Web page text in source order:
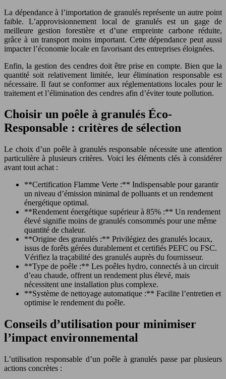
La dépendance à l’importation de granulés représente un autre point
faible. L’approvisionnement local de granulés est un gage de
meilleure gestion forestière et d’une empreinte carbone réduite,
grâce à un transport moins important. Cette dépendance peut aussi
impacter l’économie locale en favorisant des entreprises éloignées.
Enfin, la gestion des cendres doit être prise en compte. Bien que la
quantité soit relativement limitée, leur élimination responsable est
nécessaire. Il faut se conformer aux réglementations locales pour le
traitement et l’élimination des cendres afin d’éviter toute pollution.
Choisir un poêle à granulés Éco-
Responsable : critères de sélection
Le choix d’un poêle à granulés responsable nécessite une attention
particulière à plusieurs critères. Voici les éléments clés à considérer
avant tout achat :
**Certification Flamme Verte :** Indispensable pour garantir
un niveau d’émission minimal de polluants et un rendement
énergétique optimal.
**Rendement énergétique supérieur à 85% :** Un rendement
élevé signifie moins de granulés consommés pour une même
quantité de chaleur.
**Origine des granulés :** Privilégiez des granulés locaux,
issus de forêts gérées durablement et certifiés PEFC ou FSC.
Vérifiez la traçabilité des granulés auprès du fournisseur.
**Type de poêle :** Les poêles hydro, connectés à un circuit
d’eau chaude, offrent un rendement plus élevé, mais
nécessitent une installation plus complexe.
**Système de nettoyage automatique :** Facilite l’entretien et
optimise le rendement du poêle.
Conseils d’utilisation pour minimiser
l’impact environnemental
L’utilisation responsable d’un poêle à granulés passe par plusieurs
actions concrètes :